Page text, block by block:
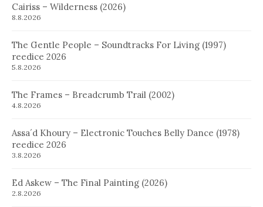
Cairiss – Wilderness (2026)
8.8.2026
The Gentle People – Soundtracks For Living (1997)
reedice 2026
5.8.2026
The Frames – Breadcrumb Trail (2002)
4.8.2026
Assa´d Khoury – Electronic Touches Belly Dance (1978)
reedice 2026
3.8.2026
Ed Askew – The Final Painting (2026)
2.8.2026